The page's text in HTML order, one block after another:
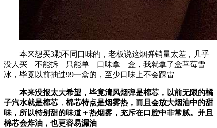
本来想买3颗不同口味的，老板说这烟弹销量太差，几乎
没人买，不能拆，只能单一口味拿一盒，我就拿了盒草莓雪
冰，毕竟以前抽过99一盒的，至少口味上不会踩雷
本来没报太大希望，毕竟清风烟弹是棉芯，以前无限的橘
子汽水就是棉芯，棉芯特点是烟雾热，而且会放大烟油中的甜
味，所以特别甜的味道＋热烟雾，充斥在口腔中非常腻。并且
棉芯会炸油，也更容易漏油